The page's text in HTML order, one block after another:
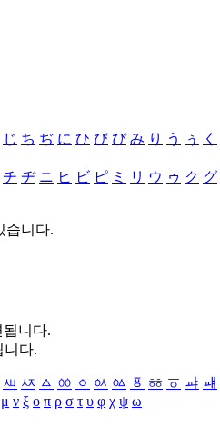
じ ち ぢ に ひ び ぴ み り う ぅ く
チ ヂ ニ ヒ ビ ピ ミ リ ウ ゥ ク グ
습니다.
됩니다.
니다.
ㅽ ㅾ ㅿ ㆀ ㆁ ㆂ ㆃ ㆄ ㆅ ㆆ ㆇ ㆈ
μ ν ξ ο π ρ σ τ υ φ χ ψ ω